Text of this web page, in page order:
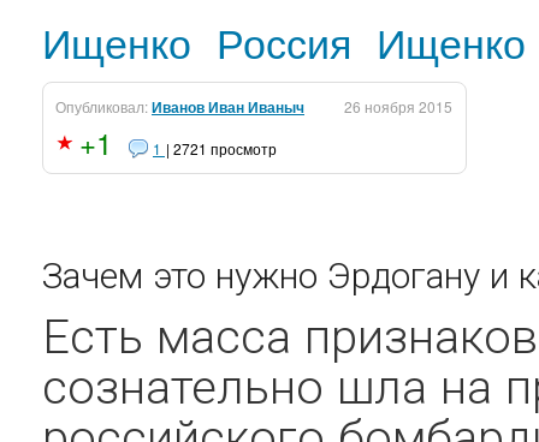
Ищенко Россия Ищенко
Опубликовал:Иванов Иван Иваныч 26 ноября 2015
+1 1 | 2721 просмотр
Зачем это нужно Эрдогану и
Есть масса
сознательно шла на